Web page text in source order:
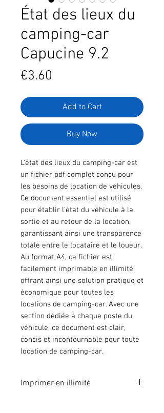
État des lieux du
camping-car
Capucine 9.2
€3.60
Add to Cart
Buy Now
L'état des lieux du camping-car est
un fichier pdf complet conçu pour
les besoins de location de véhicules.
Ce document essentiel est utilisé
pour établir l'état du véhicule à la
sortie et au retour de la location,
garantissant ainsi une transparence
totale entre le locataire et le loueur.
Au format A4, ce fichier est
facilement imprimable en illimité,
offrant ainsi une solution pratique et
économique pour toutes les
locations de camping-car. Avec une
section dédiée à chaque poste du
véhicule, ce document est clair,
concis et incontournable pour toute
location de camping-car.
Imprimer en illimité